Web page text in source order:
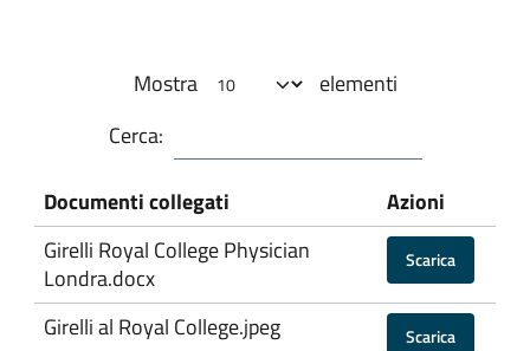
Mostra
elementi
Cerca:
Documenti collegati
Azioni
Girelli Royal College Physician
Londra.docx
Scarica
Girelli al Royal College.jpeg Scarica